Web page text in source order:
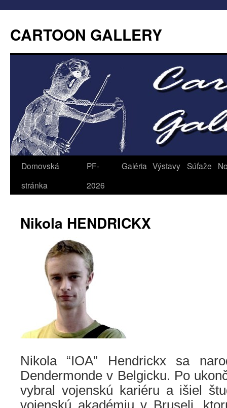
CARTOON GALLERY
Domovská
stránka
PF-
2026
Galéria Výstavy Súťaže
Nikola HENDRICKX
Nikola “IOA” Hendrickx sa
Dendermonde v Belgicku. Po
vybral vojenskú kariéru a išiel
vojenskú akadémiu v Bruseli,